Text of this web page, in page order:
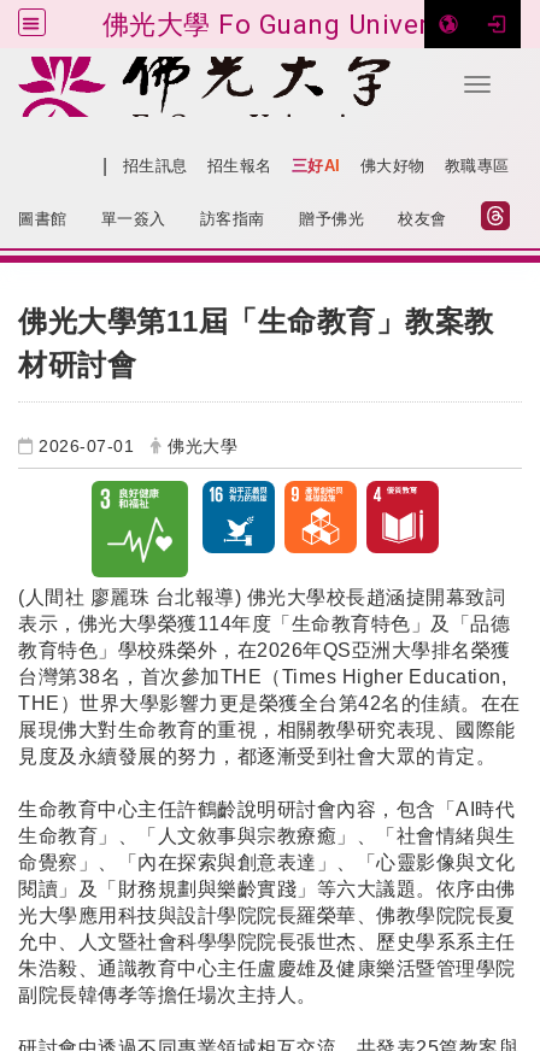
佛光大學 Fo Guang University
Toggle
跳到主要內容
招生訊息 招生報名 三好AI 佛大好物 教職專區
圖書館 單一簽入 訪客指南 贈予佛光 校友會
佛光大學第11屆「生命教育」教案教
材研討會
2026-07-01 佛光大學
(人間社 廖麗珠 台北報導) 佛光大學校長趙涵㨗開幕致詞
表示，佛光大學榮獲114年度「生命教育特色」及「品德
教育特色」學校殊榮外，在2026年QS亞洲大學排名榮獲
台灣第38名，首次參加THE（Times Higher Education,
THE）世界大學影響力更是榮獲全台第42名的佳績。在在
展現佛大對生命教育的重視，相關教學研究表現、國際能
見度及永續發展的努力，都逐漸受到社會大眾的肯定。
生命教育中心主任許鶴齡說明研討會內容，包含「AI時代
生命教育」、「人文敘事與宗教療癒」、「社會情緒與生
命覺察」、「內在探索與創意表達」、「心靈影像與文化
閱讀」及「財務規劃與樂齡實踐」等六大議題。依序由佛
光大學應用科技與設計學院院長羅榮華、佛教學院院長夏
允中、人文暨社會科學學院院長張世杰、歷史學系系主任
朱浩毅、通識教育中心主任盧慶雄及健康樂活暨管理學院
副院長韓傳孝等擔任場次主持人。